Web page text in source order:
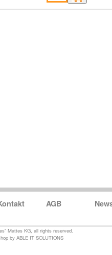
AGB
Mattes KG, all rights reserved.
by ABLE IT SOLUTIONS